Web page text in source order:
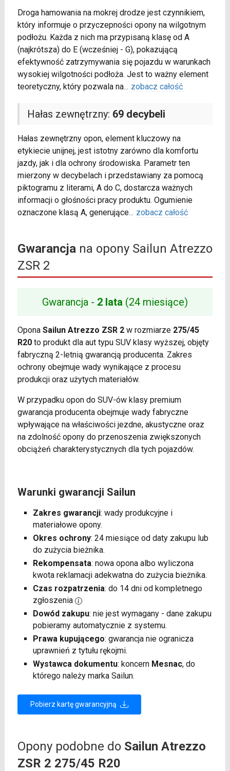
Droga hamowania na mokrej drodze jest czynnikiem,
który informuje o przyczepności opony na wilgotnym
podłożu. Każda z nich ma przypisaną klasę od A
(najkrótsza) do E (wcześniej - G), pokazującą
efektywność zatrzymywania się pojazdu w warunkach
wysokiej wilgotności podłoża. Jest to ważny element
teoretyczny, który pozwala na... zobacz całość
Hałas zewnętrzny: 69 decybeli
Hałas zewnętrzny opon, element kluczowy na
etykiecie unijnej, jest istotny zarówno dla komfortu
jazdy, jak i dla ochrony środowiska. Parametr ten
mierzony w decybelach i przedstawiany za pomocą
piktogramu z literami, A do C, dostarcza ważnych
informacji o głośności pracy produktu. Ogumienie
oznaczone klasą A, generujące... zobacz całość
Gwarancjana opony Sailun Atrezzo
ZSR 2
Gwarancja - 2 lata (24 miesiące)
Opona Sailun Atrezzo ZSR 2w rozmiarze 275/45
R20to produkt dla aut typu SUV klasy wyższej, objęty
fabryczną 2-letnią gwarancją producenta. Zakres
ochrony obejmuje wady wynikające z procesu
produkcji oraz użytych materiałów.
W przypadku opon do SUV-ów klasy premium
gwarancja producenta obejmuje wady fabryczne
wpływające na właściwości jezdne, akustyczne oraz
na zdolność opony do przenoszenia zwiększonych
obciążeń charakterystycznych dla tych pojazdów.
Warunki gwarancji Sailun
Zakres gwarancji: wady produkcyjne i
materiałowe opony.
Okres ochrony: 24 miesiące od daty zakupu lub
do zużycia bieżnika.
Rekompensata: nowa opona albo wyliczona
kwota reklamacji adekwatna do zużycia bieżnika.
Czas rozpatrzenia: do 14 dni od kompletnego
zgłoszenia
Dowód zakupu: nie jest wymagany - dane zakupu
pobieramy automatycznie z systemu.
Prawa kupującego: gwarancja nie ogranicza
uprawnień z tytułu rękojmi.
Wystawca dokumentu: koncern Mesnac, do
którego należy marka Sailun.
Pobierz kartę gwarancyjną
Opony podobne do Sailun Atrezzo
ZSR 2 275/45 R20